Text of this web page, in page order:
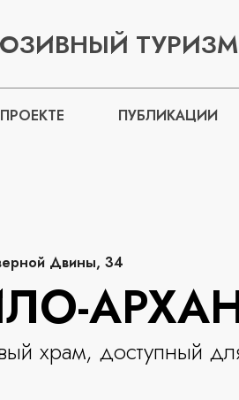
ТУРИЗМ
ПУБЛИКАЦИИ
Двины, 34
храм, доступный